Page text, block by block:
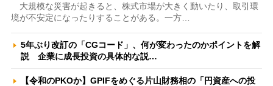
大規模な災害が起きると、株式市場が大きく動いたり、取引環
境が不安定になったりすることがある。一方…
5年ぶり改訂の「CGコード」、何が変わったのかポイントを解
説 企業に成長投資の具体的な説…
【令和のPKOか】GPIFをめぐる片山財務相の「円資産への投